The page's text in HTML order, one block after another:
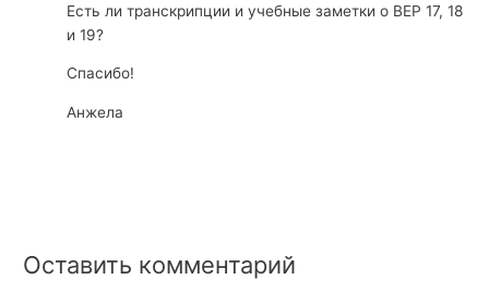
Есть ли транскрипции и учебные заметки о BEP 17, 18
и 19?
Спасибо!
Анжела
Оставить комментарий